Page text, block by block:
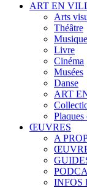
ART EN
Arts
Théâtre
Musique
Livre
Cinéma
Musées
Danse
ART
Plaques
ŒUVRES
A
INFOS